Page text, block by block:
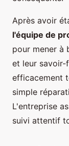
Après avoir
l'équipe de
pour mener à
et leur savoir-
efficacement
simple
L'entreprise
suivi attentif